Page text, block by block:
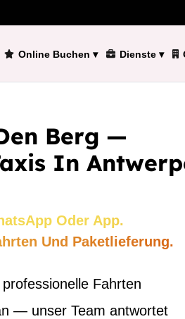
Online Buchen ▾ Dienste▾
Berg —
In
Oder App.
Und Paketlieferung.
Fahrten
— unser Team antwortet